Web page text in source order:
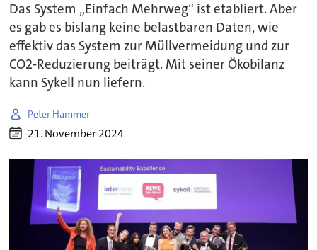
Das System „Einfach Mehrweg“ ist etabliert. Aber
es gab es bislang keine belastbaren Daten, wie
effektiv das System zur Müllvermeidung und zur
CO2-Reduzierung beiträgt. Mit seiner Ökobilanz
kann Sykell nun liefern.
Peter Hammer
21. November 2024